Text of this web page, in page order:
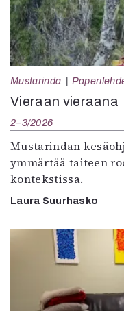
Mustarinda
Vieraan vieraana
2–3/2026
Mustarindan
ymmärtää taiteen
kontekstissa.
Laura Suurhasko